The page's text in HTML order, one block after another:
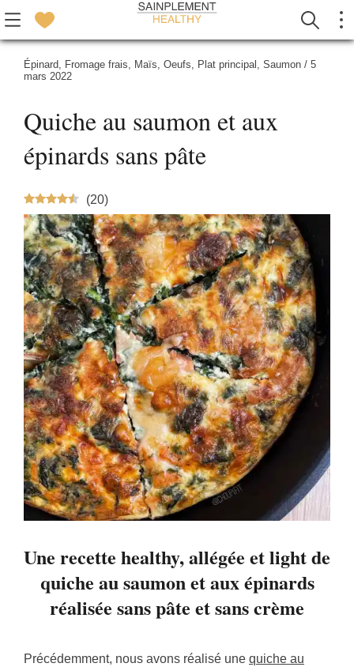
Épinard, Fromage frais, Maïs, Oeufs, Plat principal , Saumon / 5
mars 2022
Quiche au saumon et aux
épinards sans pâte
(20)
Une recette healthy, allégée et light de
quiche au saumon et aux épinards
réalisée sans pâte et sans crème
Précédemment, nous avons réalisé une quiche au